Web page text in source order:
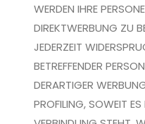
WERDEN IHRE
DIREKTWERBUNG ZU
JEDERZEIT
BETREFFENDER
DERARTIGER
PROFILING, SOWEIT